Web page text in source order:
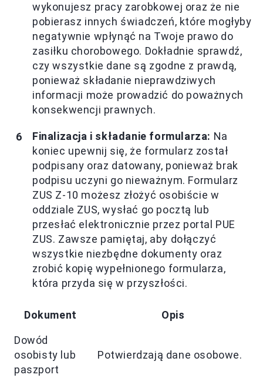
wykonujesz pracy zarobkowej oraz że nie
pobierasz innych świadczeń, które mogłyby
negatywnie wpłynąć na Twoje prawo do
zasiłku chorobowego. Dokładnie sprawdź,
czy wszystkie dane są zgodne z prawdą,
ponieważ składanie nieprawdziwych
informacji może prowadzić do poważnych
konsekwencji prawnych.
Finalizacja i składanie formularza: Na
koniec upewnij się, że formularz został
podpisany oraz datowany, ponieważ brak
podpisu uczyni go nieważnym. Formularz
ZUS Z-10 możesz złożyć osobiście w
oddziale ZUS, wysłać go pocztą lub
przesłać elektronicznie przez portal PUE
ZUS. Zawsze pamiętaj, aby dołączyć
wszystkie niezbędne dokumenty oraz
zrobić kopię wypełnionego formularza,
która przyda się w przyszłości.
Dokument Opis
Dowód
osobisty lub
paszport
Potwierdzają dane osobowe.